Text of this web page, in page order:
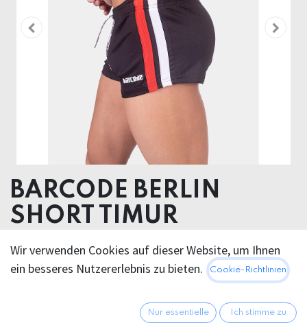
BARCODE BERLIN
SHORT TIMUR
46,95€ Alle Preise inkl. MwSt.zzgl.
Versandkosten
Wir verwenden Cookies auf dieser Website, um Ihnen
ein besseres Nutzererlebnis zu bieten.
Cookie-Richtlinien
Nur essentielle Ich stimme zu